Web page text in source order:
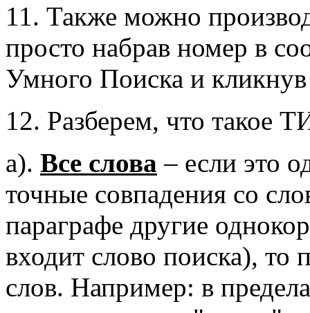
11. Также можно
просто набрав номер в
Умного Поиска и
12. Разберем, что такое
a). Все слова – если это
точные совпадения со
параграфе другие
входит слово поиска), то
слов. Например: в